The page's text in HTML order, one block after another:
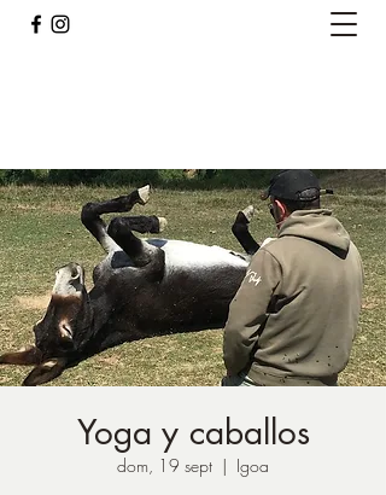
Yoga y caballos
dom, 19 sept
  |
Igoa